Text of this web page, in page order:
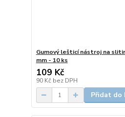
Gumový lešticí nástroj na
mm - 10 ks
109 Kč
90 Kč bez DPH
Přidat do